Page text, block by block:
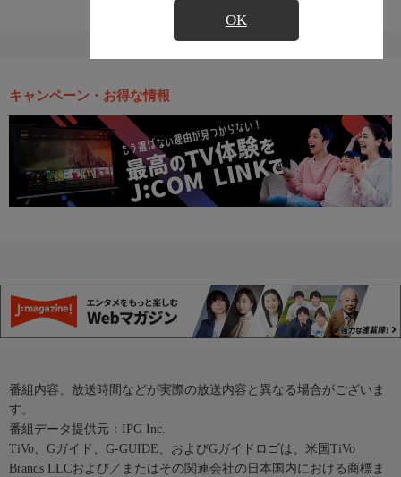
OK
キャンペーン・お得な情報
番組内容、放送時間などが実際の放送内容と異なる場合がございま
す。
番組データ提供元：IPG Inc.
TiVo、Gガイド、G-GUIDE、およびGガイドロゴは、米国TiVo
Brands LLCおよび／またはその関連会社の日本国内における商標ま